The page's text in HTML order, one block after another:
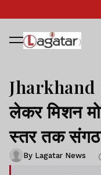
Jharkhand
लेकर मिशन
स्तर तक
By Lagatar News